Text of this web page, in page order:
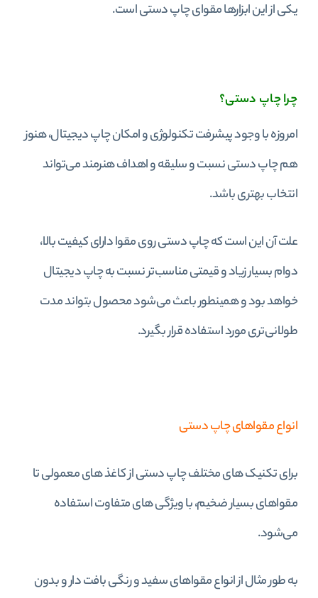
یکی از این ابزارها مقوای چاپ دستی است.
چرا چاپ دستی؟
امروزه با وجود پیشرفت تکنولوژی و امکان چاپ دیجیتال، هنوز
هم چاپ دستی نسبت و سلیقه و اهداف هنرمند می‌تواند
انتخاب بهتری باشد.
علت آن این است که چاپ دستی روی مقوا دارای کیفیت بالا،
دوام بسیار زیاد و قیمتی مناسب‌تر نسبت به چاپ دیجیتال
خواهد بود و همینطور باعث می‌شود محصول بتواند مدت
طولانی‌تری مورد استفاده قرار بگیرد.
انواع مقواهای چاپ دستی
برای تکنیک های مختلف چاپ دستی از کاغذ های معمولی تا
مقواهای بسیار ضخیم، با ویژگی های متفاوت استفاده
می‌شود.
به طور مثال از انواع مقواهای سفید و رنگی بافت دار و بدون